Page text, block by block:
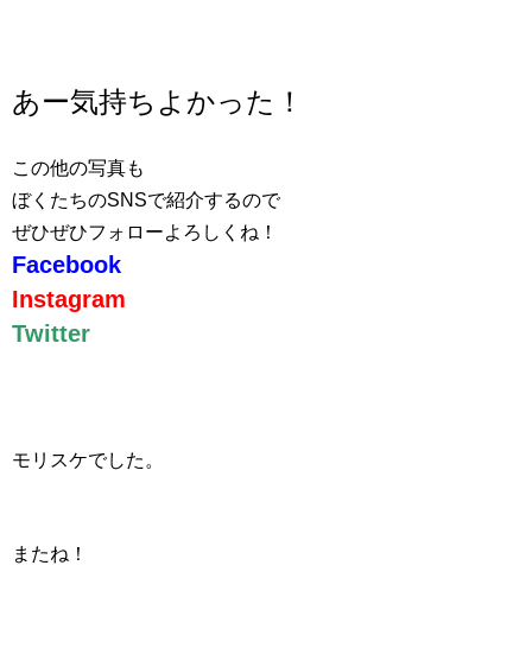
あー気持ちよかった！
この他の写真も
ぼくたちのSNSで紹介するので
ぜひぜひフォローよろしくね！
Facebook
Instagram
Twitter
モリスケでした。
またね！